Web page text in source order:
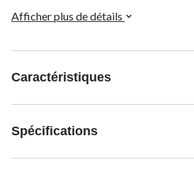
Afficher plus de détails
Caractéristiques
Spécifications